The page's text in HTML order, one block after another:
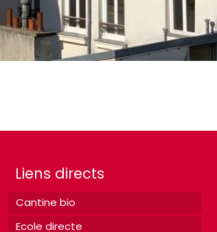
Liens directs
Cantine bio
Ecole directe